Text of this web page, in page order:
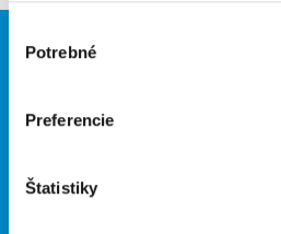
súhlasu
Potrebné
Preferencie
Štatistiky
Brigádnici
Hľadané brigády
O portáli